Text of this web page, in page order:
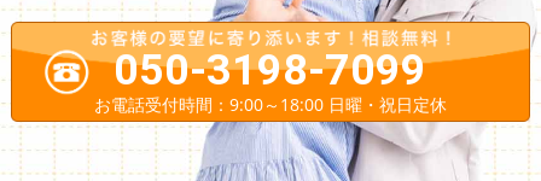
050-3198-7099
お電話受付時間：9:00～18:00 日曜・祝日定休